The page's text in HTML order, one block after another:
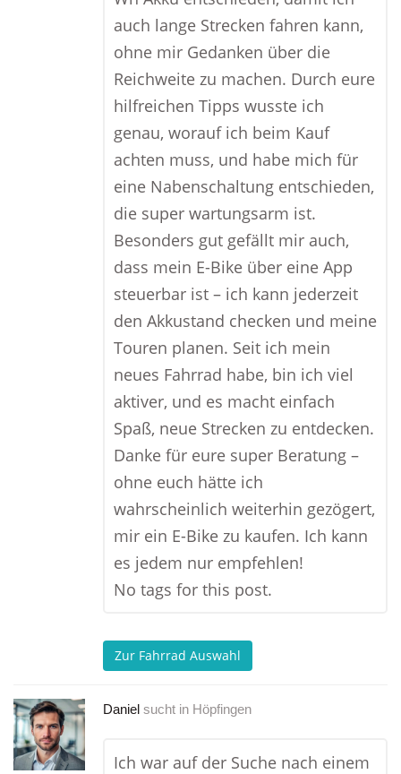
auch lange Strecken fahren kann,
ohne mir Gedanken über die
Reichweite zu machen. Durch eure
hilfreichen Tipps wusste ich
genau, worauf ich beim Kauf
achten muss, und habe mich für
eine Nabenschaltung entschieden,
die super wartungsarm ist.
Besonders gut gefällt mir auch,
dass mein E-Bike über eine App
steuerbar ist – ich kann jederzeit
den Akkustand checken und meine
Touren planen. Seit ich mein
neues Fahrrad habe, bin ich viel
aktiver, und es macht einfach
Spaß, neue Strecken zu entdecken.
Danke für eure super Beratung –
ohne euch hätte ich
wahrscheinlich weiterhin gezögert,
mir ein E-Bike zu kaufen. Ich kann
es jedem nur empfehlen!
No tags for this post.
Zur Fahrrad Auswahl
Daniel sucht in Höpfingen
Ich war auf der Suche nach einem